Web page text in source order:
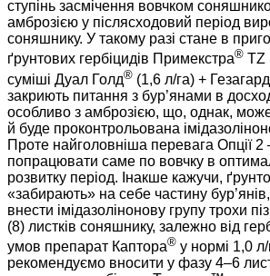
ступінь засмічення вовчком
амброзією у післясходовий період
соняшнику. У такому разі стане в
ґрунтових гербіцидів Примекстра® ТZ
суміші Дуал Голд® (1,6 л/га) + Гезагард
закриють питання з бур’янами в
особливо з амброзією, що, однак, може
й буде проконтрольована
Проте найголовніша перевага Опції
попрацювати саме по вовчку в
розвитку період. Інакше кажучи,
«забирають» на себе частину
внести імідазолінонову групу трохи
(8) листків соняшнику, залежно від
умов препарат Каптора® у нормі 1,0
рекомендуємо вносити у фазу 4–6